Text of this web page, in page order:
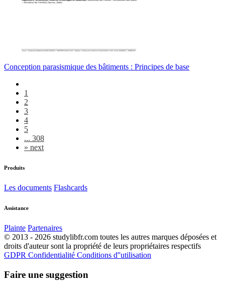
Conception parasismique des bâtiments : Principes de base
1
2
3
4
5
... 308
» next
Produits
Les documents Flashcards
Assistance
Plainte Partenaires
© 2013 - 2026 studylibfr.com toutes les autres marques déposées et
droits d'auteur sont la propriété de leurs propriétaires respectifs
GDPR Confidentialité Conditions d''utilisation
Faire une suggestion